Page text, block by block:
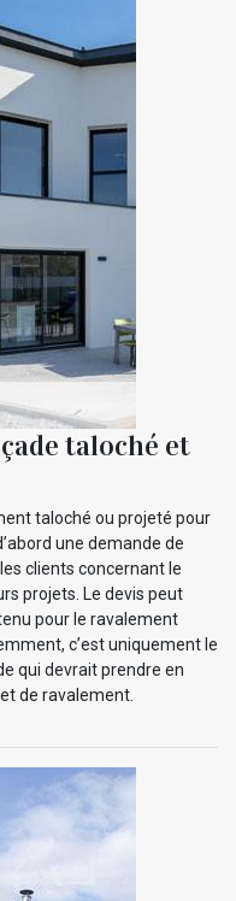
taloché et
taloché ou projeté pour
une demande de
clients concernant le
projets. Le devis peut
pour le ravalement
c’est uniquement le
qui devrait prendre en
de ravalement.